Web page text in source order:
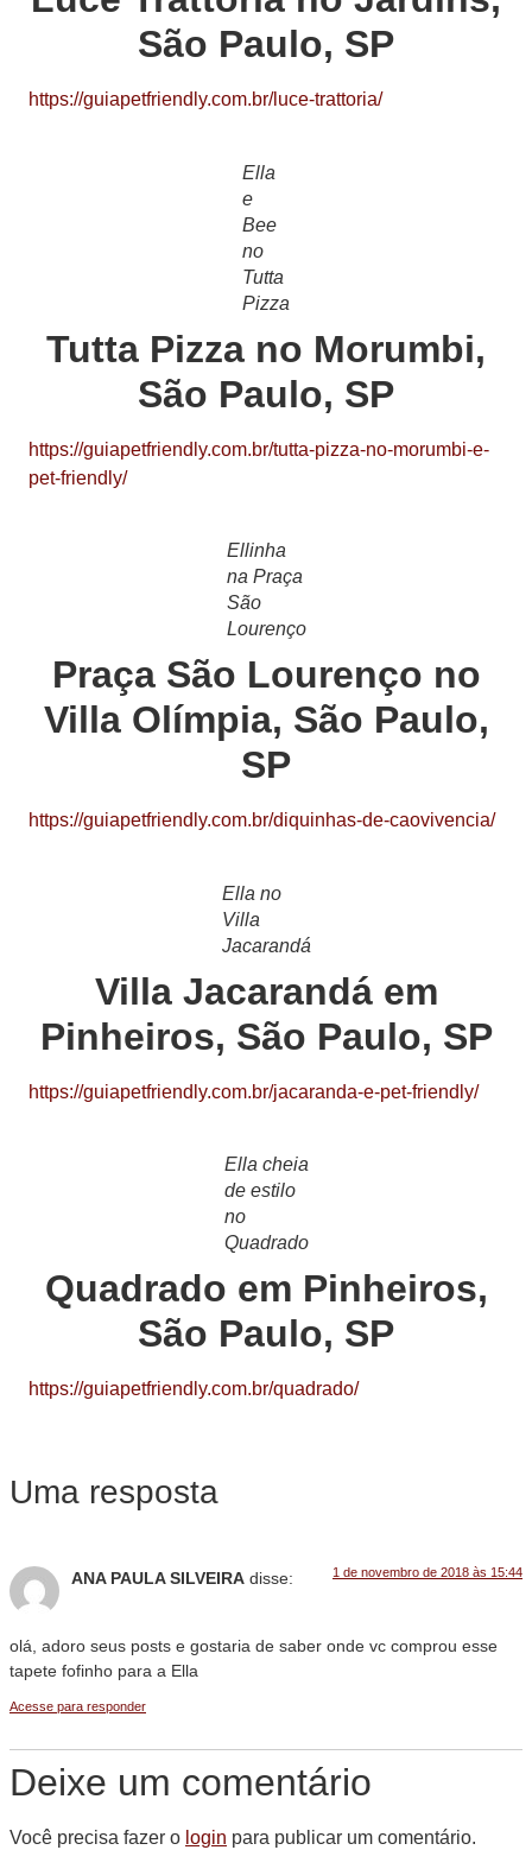
São Paulo, SP
https://guiapetfriendly.com.br/luce-trattoria/
Ella
e
Bee
no
Tutta
Pizza
Tutta Pizza no Morumbi,
São Paulo, SP
https://guiapetfriendly.com.br/tutta-pizza-no-morumbi-e-
pet-friendly/
Ellinha
na Praça
São
Lourenço
Praça São Lourenço no
Villa Olímpia, São Paulo,
SP
https://guiapetfriendly.com.br/diquinhas-de-caovivencia/
Ella no
Villa
Jacarandá
Villa Jacarandá em
Pinheiros, São Paulo, SP
https://guiapetfriendly.com.br/jacaranda-e-pet-friendly/
Ella cheia
de estilo
no
Quadrado
Quadrado em Pinheiros,
São Paulo, SP
https://guiapetfriendly.com.br/quadrado/
Uma resposta
ANA PAULA SILVEIRA disse: 1 de novembro de 2018 às 15:44
olá, adoro seus posts e gostaria de saber onde vc comprou esse
tapete fofinho para a Ella
Acesse para responder
Deixe um comentário
Você precisa fazer o login para publicar um comentário.